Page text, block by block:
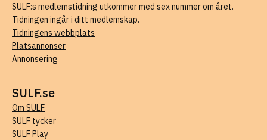
SULF:s medlemstidning utkommer med sex nummer om året.
Tidningen ingår i ditt medlemskap.
Tidningens webbplats
Platsannonser
Annonsering
SULF.se
Om SULF
SULF tycker
SULF Play